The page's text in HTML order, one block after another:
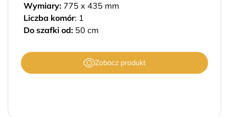
Wymiary: 775 x 435 mm
Liczba komór: 1
Do szafki od: 50 cm
Zobacz produkt